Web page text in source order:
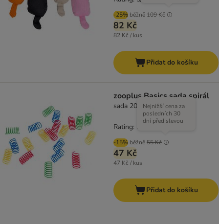
-25% běžně109 Kč
82 Kč
82 Kč / kus
Přidat do košíku
zooplus Basics sada spirál
sada 20 ks
-15% běžně55 Kč
Nejnižší cena za
posledních 30
dní před slevou
47 Kč
47 Kč / kus
Rating: 5/5
Přidat do košíku